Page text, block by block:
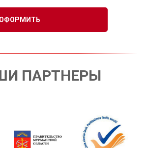
ОФОРМИТЬ
ПАРТНЕРЫ